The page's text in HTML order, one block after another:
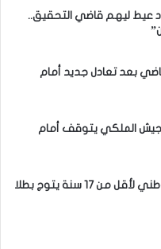
عيط ليهم قاضي التحقيق..
بعد تعادل جديد أمام
الملكي يتوقف أمام
على عرش شمال إفريقيا: المنتخب الوطني لأقل من 17 سنة يتوج بطلا